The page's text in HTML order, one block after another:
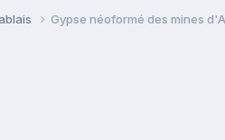
Gypse néoformé des mines